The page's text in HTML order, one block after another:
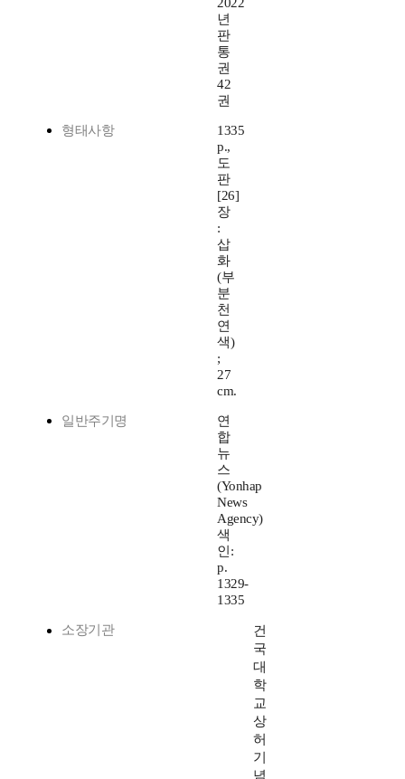
2022
년
판
통
권
42
권
형태사항
1335
p.,
도
판
[26]
장
:
삽
화
(부
분
천
연
색)
;
27
cm.
일반주기명
연
합
뉴
스
(Yonhap
News
Agency)
색
인:
p.
1329-
1335
소장기관
건
국
대
학
교
상
허
기
념